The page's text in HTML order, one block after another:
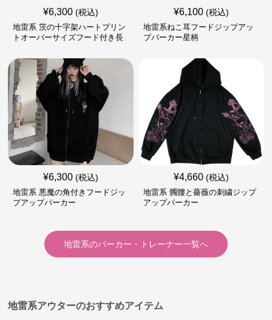
¥6,300 (税込)
地雷系 茨の十字架ハートプリン
トオーバーサイズフード付き長
¥6,100 (税込)
地雷系ねこ耳フードジップアッ
プパーカー星柄
¥6,300 (税込)
地雷系 悪魔の角付きフードジッ
プアップパーカー
¥4,660 (税込)
地雷系 髑髏と薔薇の刺繍ジップ
アップパーカー
地雷系のパーカー・トレーナー一覧へ
地雷系アウターのおすすめアイテム